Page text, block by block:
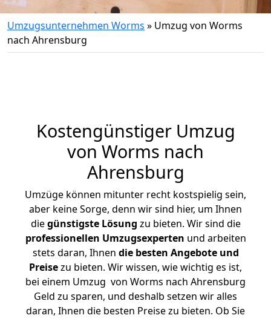
Umzugsunternehmen Worms » Umzug von Worms
nach Ahrensburg
Kostengünstiger Umzug
von Worms nach
Ahrensburg
Umzüge können mitunter recht kostspielig sein,
aber keine Sorge, denn wir sind hier, um Ihnen
diegünstigste Lösung zu bieten. Wir sind die
professionellen Umzugsexperten und arbeiten
stets daran, Ihnen die besten Angebote und
Preisezu bieten. Wir wissen, wie wichtig es ist,
bei einem Umzug von Worms nach Ahrensburg
Geld zu sparen, und deshalb setzen wir alles
daran, Ihnen die besten Preise zu bieten. Ob Sie